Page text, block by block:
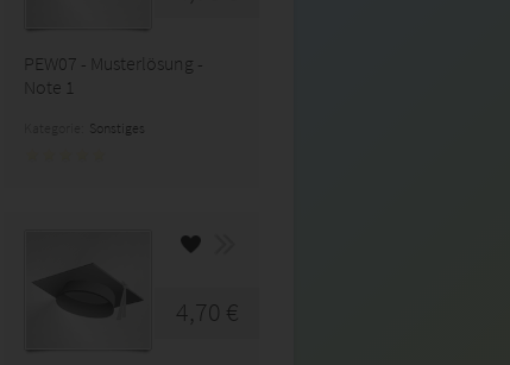
PEW07 - Musterlösung -
Note 1
Sonstiges
4,70 €